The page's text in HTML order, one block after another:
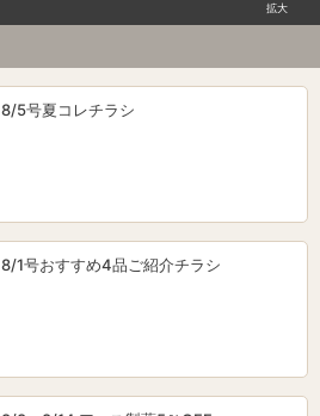
拡大
8/5号夏コレチラシ
8/1号おすすめ4品ご紹介チラシ